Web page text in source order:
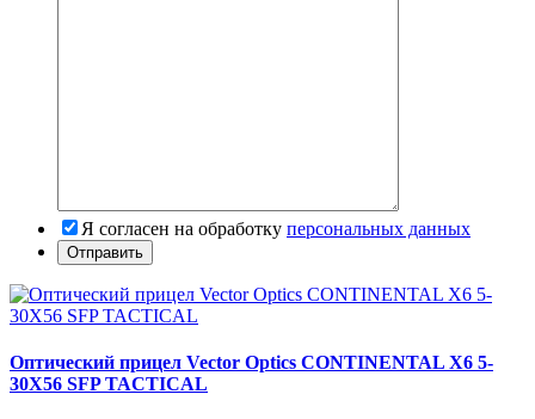
Я согласен на обработку персональных данных
Оптический прицел Vector Optics CONTINENTAL X6 5-
30X56 SFP TACTICAL